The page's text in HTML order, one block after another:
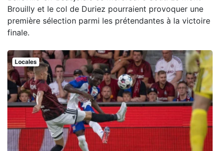
Brouilly et le col de Duriez pourraient provoquer une
première sélection parmi les prétendantes à la victoire
finale.
Locales